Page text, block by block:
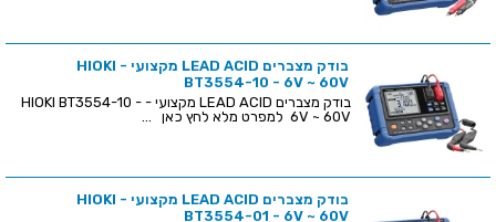
בודק מצברים LEAD ACID מקצועי - HIOKI
BT3554-10 - 6V ~ 60V
בודק מצברים LEAD ACID מקצועי - HIOKI BT3554-10 -
6V ~ 60V למפרט מלא לחץ כאן ...
בודק מצברים LEAD ACID מקצועי - HIOKI
BT3554-01 - 6V ~ 60V